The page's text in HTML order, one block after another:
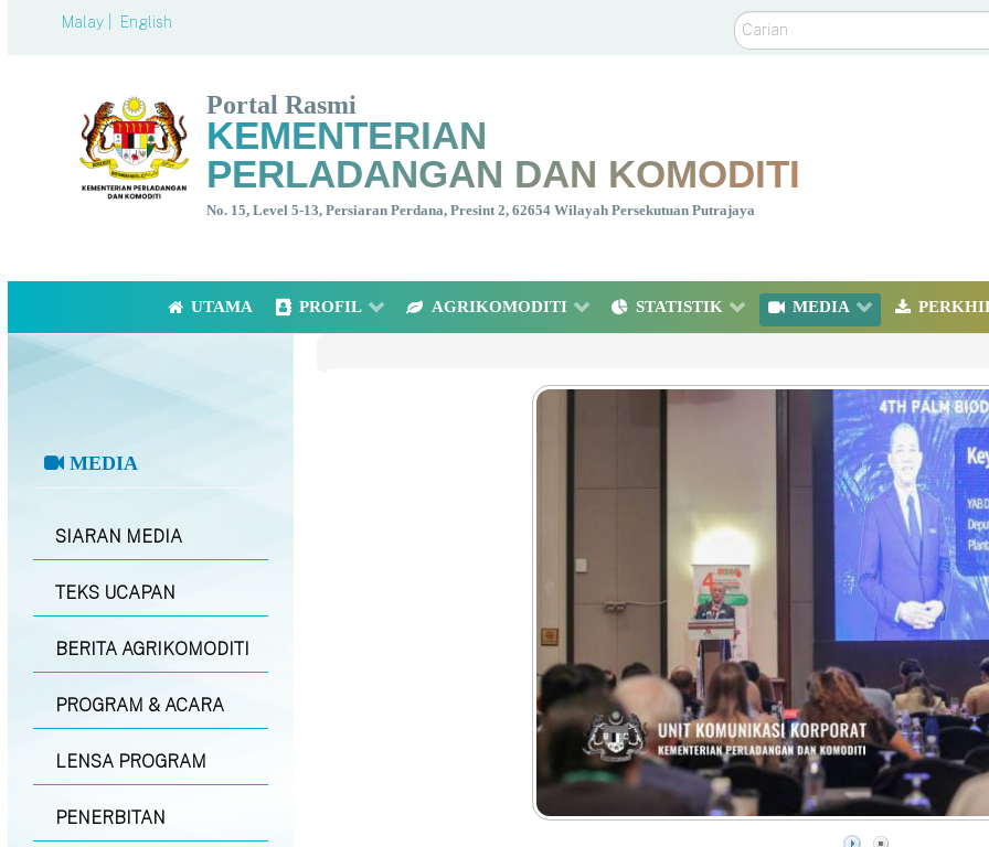
Malay | English Carian
Portal Rasmi
KEMENTERIAN
PERLADANGAN DAN KOMODITI
No. 15, Level 5-13, Persiaran Perdana, Presint 2, 62654 Wilayah Persekutuan Putrajaya
UTAMA PROFIL AGRIKOMODITI STATISTIK MEDIA
MEDIA
SIARAN MEDIA
TEKS UCAPAN
BERITA AGRIKOMODITI
PROGRAM & ACARA
LENSA PROGRAM
PENERBITAN